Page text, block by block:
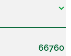
66760